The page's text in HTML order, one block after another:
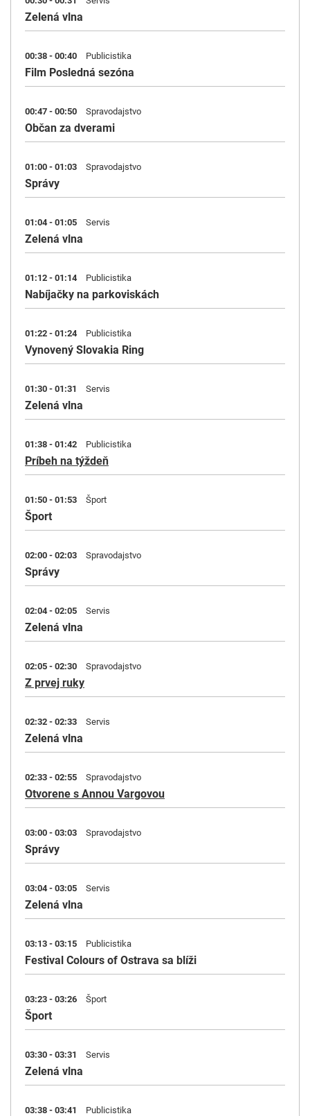
Zelená vlna
00:38 - 00:40 Publicistika
Film Posledná sezóna
00:47 - 00:50 Spravodajstvo
Občan za dverami
01:00 - 01:03 Spravodajstvo
Správy
01:04 - 01:05 Servis
Zelená vlna
01:12 - 01:14 Publicistika
Nabíjačky na parkoviskách
01:22 - 01:24 Publicistika
Vynovený Slovakia Ring
01:30 - 01:31 Servis
Zelená vlna
01:38 - 01:42 Publicistika
Príbeh na týždeň
01:50 - 01:53 Šport
Šport
02:00 - 02:03 Spravodajstvo
Správy
02:04 - 02:05 Servis
Zelená vlna
02:05 - 02:30 Spravodajstvo
Z prvej ruky
02:32 - 02:33 Servis
Zelená vlna
02:33 - 02:55 Spravodajstvo
Otvorene s Annou Vargovou
03:00 - 03:03 Spravodajstvo
Správy
03:04 - 03:05 Servis
Zelená vlna
03:13 - 03:15 Publicistika
Festival Colours of Ostrava sa blíži
03:23 - 03:26 Šport
Šport
03:30 - 03:31 Servis
Zelená vlna
03:38 - 03:41 Publicistika